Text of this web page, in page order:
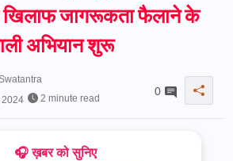
जागरूकता फैलाने के
अभियान शुरू
2024
2 minute read
0
🎧 ख़बर को सुनिए